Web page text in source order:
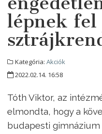
lépnek fel
Kategória: Akciók
2022.02.14. 16:58
Tóth Viktor, az
elmondta, hogy a
budapesti gimnázium